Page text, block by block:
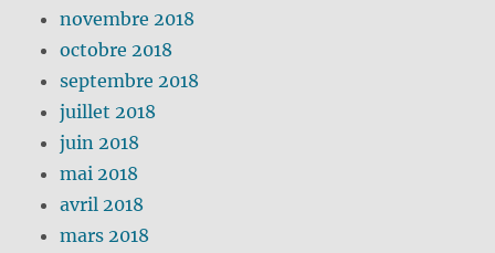
novembre 2018
octobre 2018
septembre 2018
juillet 2018
juin 2018
mai 2018
avril 2018
mars 2018